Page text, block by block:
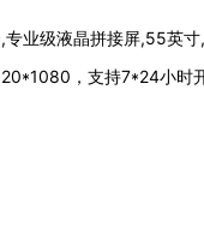
专业级液晶拼接屏,55英
，支持7*24小时